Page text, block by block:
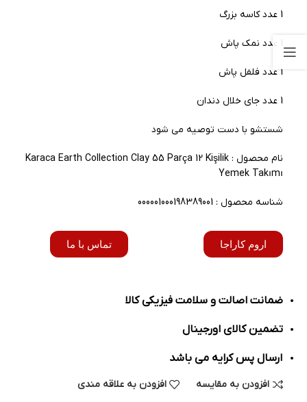
1 عدد کاسه بزرگ
1 عدد نمک پاش
1 عدد فلفل پاش
1 عدد جای خلال دندان
شستشو با دست توصیه می شود
نام محصول : Karaca Earth Collection Clay 55 Parça 12 Kişilik
Yemek Takımı
شناسه محصول : 000001000198389001
اروم کاراجا تماس با ما
ضمانت اصالت و سلامت فیزیکی کالا
تضمین کالای اورجینال
ارسال پس کرایه می باشد
افزودن به مقایسه افزودن به علاقه مندی